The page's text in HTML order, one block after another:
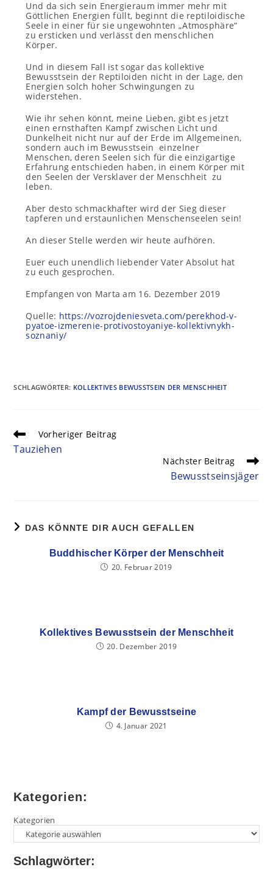
Und da sich sein Energieraum immer mehr mit
Göttlichen Energien füllt, beginnt die reptiloidische
Seele in einer für sie ungewohnten „Atmosphäre“
zu ersticken und verlässt den menschlichen
Körper.
Und in diesem Fall ist sogar das kollektive
Bewusstsein der Reptiloiden nicht in der Lage, den
Energien solch hoher Schwingungen zu
widerstehen.
Wie ihr sehen könnt, meine Lieben, gibt es jetzt
einen ernsthaften Kampf zwischen Licht und
Dunkelheit nicht nur auf der Erde im Allgemeinen,
sondern auch im Bewusstsein einzelner
Menschen, deren Seelen sich für die einzigartige
Erfahrung entschieden haben, in einem Körper mit
den Seelen der Versklaver der Menschheit zu
leben.
Aber desto schmackhafter wird der Sieg dieser
tapferen und erstaunlichen Menschenseelen sein!
An dieser Stelle werden wir heute aufhören.
Euer euch unendlich liebender Vater Absolut hat
zu euch gesprochen.
Empfangen von Marta am 16. Dezember 2019
Quelle: https://vozrojdeniesveta.com/perekhod-v-
pyatoe-izmerenie-protivostoyaniye-kollektivnykh-
soznaniy/
SCHLAGWÖRTER: KOLLEKTIVES BEWUSSTSEIN DER MENSCHHEIT
Vorheriger Beitrag
Tauziehen
Nächster Beitrag
Bewusstseinsjäger
DAS KÖNNTE DIR AUCH GEFALLEN
Buddhischer Körper der Menschheit
20. Februar 2019
Kollektives Bewusstsein der Menschheit
20. Dezember 2019
Kampf der Bewusstseine
4. Januar 2021
Kategorien:
Kategorien
Schlagwörter: